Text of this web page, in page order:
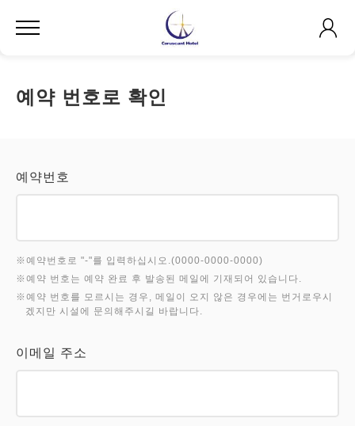
예약 번호로 확인
예약번호
※예약번호로 "-"를 입력하십시오.(0000-0000-0000)
※예약 번호는 예약 완료 후 발송된 메일에 기재되어 있습니다.
※예약 번호를 모르시는 경우, 메일이 오지 않은 경우에는 번거로우시
겠지만 시설에 문의해주시길 바랍니다.
이메일 주소